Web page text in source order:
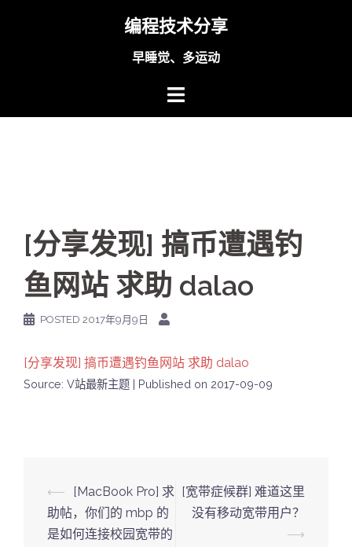
编程技术分享
早睡觉、多运动
[分享发现] 搞币遭遇钓
鱼网站 求助 dalao
POSTED 2017年9月9日
[分享发现] 搞币遭遇钓鱼网站 求助 dalao
Source: V站最新主题 Published on 2017-09-09
Post
navigation
⟵
[MacBook Pro] 求
助帖，你们的 mbp 的
是如何连接校园宽带的
[宽带症候群] 难道这里
没有移动宽带用户？
⟶